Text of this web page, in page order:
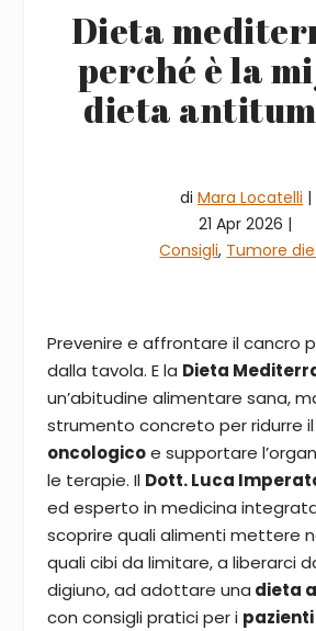
Dieta
perché è la
dieta
di Mara Locatelli |
21 Apr 2026 |
Consigli, Tumore
Prevenire e affrontare il cancro
dalla tavola. E la Dieta
un’abitudine alimentare sana,
strumento concreto per ridurre il
oncologicoe supportare
le terapie. Il Dott. Luca
ed esperto in medicina
scoprire quali alimenti mettere
quali cibi da limitare, a liberarci
digiuno, ad adottare una dieta
con consigli pratici per i pazienti